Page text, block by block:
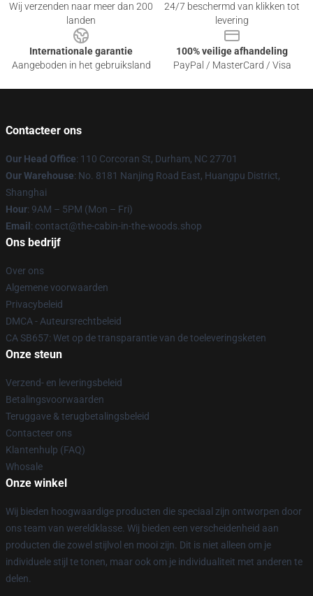
Wij verzenden naar meer dan 200
landen
24/7 beschermd van klikken tot
levering
Internationale garantie
Aangeboden in het gebruiksland
100% veilige afhandeling
PayPal / MasterCard / Visa
Contacteer ons
Our Head Office: 110 Corcoran St, Durham, NC 27701
Our Warehouse: No. 8181 Nanjing Road East, Huangpu District,
Shanghai
Hour: 9AM – 5PM (Mon – Fri)
Email : contact@the-cabin-in-the-woods.shop
Ons bedrijf
Over ons
Algemene voorwaarden
Privacybeleid
DMCA - Auteursrechtbeleid
CA SB657: Wet op de transparantie van de toeleveringsketen
Onze steun
Verzend- en leveringsbeleid
Betalingsvoorwaarden
Teruggave & terugbetalingsbeleid
Contacteer ons
Klantenhulp (FAQ)
Whosale
Onze winkel
Wij bieden hoogwaardige producten die speciaal zijn ontworpen door
ons team van wereldklasse. Wij bieden een verscheidenheid aan
producten die zowel stijlvol en mooi zijn. Dit is niet alleen om je
individuele stijl te tonen, maar ook om je individualiteit met anderen te
delen.